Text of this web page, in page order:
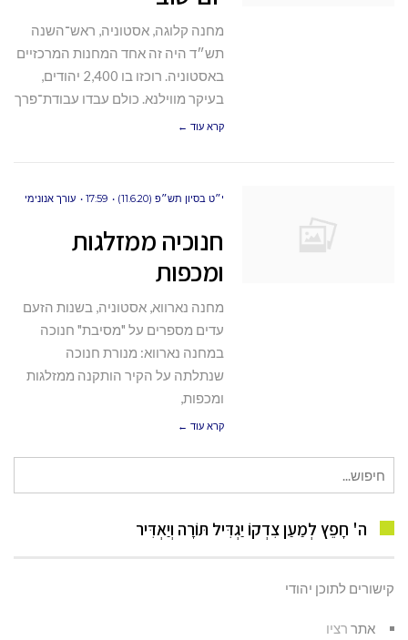
מחנה קלוגה, אסטוניה, ראש־השנה
תש״ד היה זה אחד המחנות המרכזיים
באסטוניה. רוכזו בו 2,400 יהודים,
בעיקר מווילנא. כולם עבדו עבודת־פרך
קרא עוד ←
י״ט בסיון תש״פ (11.6.20) 17:59 עורך אנונימי
חנוכיה ממזלגות
ומכפות
מחנה נארווא, אסטוניה, בשנות הזעם
עדים מספרים על "מסיבת" חנוכה
במחנה נארווא: מנורת חנוכה
שנתלתה על הקיר הותקנה ממזלגות
ומכפות,
קרא עוד ←
עבור:
ה' חָפֵץ לְמַעַן צִדְקוֹ יַגְדִּיל תּוֹרָה וְיַאְדִּיר
קישורים לתוכן יהודי
אתר רציו